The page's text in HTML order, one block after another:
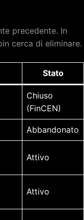
precedente. In
cerca di eliminare.
Stato
Chiuso
(FinCEN)
Abbandonato
Attivo
Attivo